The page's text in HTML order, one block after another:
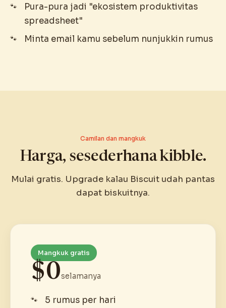
Pura-pura jadi "ekosistem produktivitas
spreadsheet"
Minta email kamu sebelum nunjukkin rumus
Camilan dan mangkuk
Harga, sesederhana kibble.
Mulai gratis. Upgrade kalau Biscuit udah pantas
dapat biskuitnya.
Mangkuk gratis
$0selamanya
5 rumus per hari